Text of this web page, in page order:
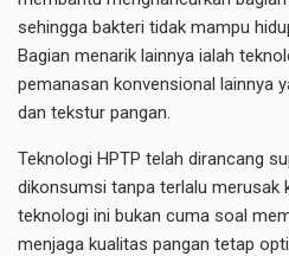
sehingga bakteri tidak mampu
Bagian menarik lainnya ialah
pemanasan konvensional lainnya
dan tekstur pangan.
Teknologi HPTP telah dirancang
dikonsumsi tanpa terlalu merusak
teknologi ini bukan cuma soal
menjaga kualitas pangan tetap